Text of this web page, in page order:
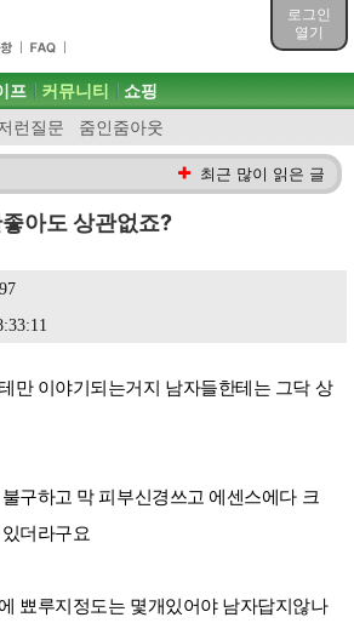
로그인
열기
프 커뮤니티
런질문 줌인줌아웃
쇼핑
최근 많이 읽은 글
아도 상관없죠?
만 이야기되는거지 남자들한테는 그닥 상
구하고 막 피부신경쓰고 에센스에다 크
더라구요
뾰루지정도는 몇개있어야 남자답지않나